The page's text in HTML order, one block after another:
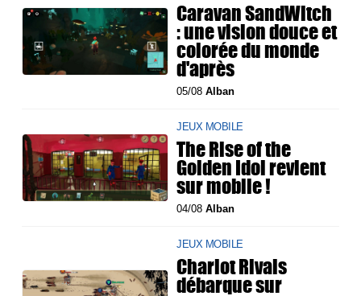
Caravan SandWitch
: une vision douce et
colorée du monde
d'après
05/08Alban
JEUX MOBILE
The Rise of the
Golden Idol revient
sur mobile !
04/08Alban
JEUX MOBILE
Chariot Rivals
débarque sur